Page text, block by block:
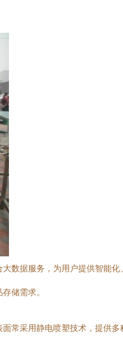
数据服务，为用户提供智能化
储需求。
常采用静电喷塑技术，提供